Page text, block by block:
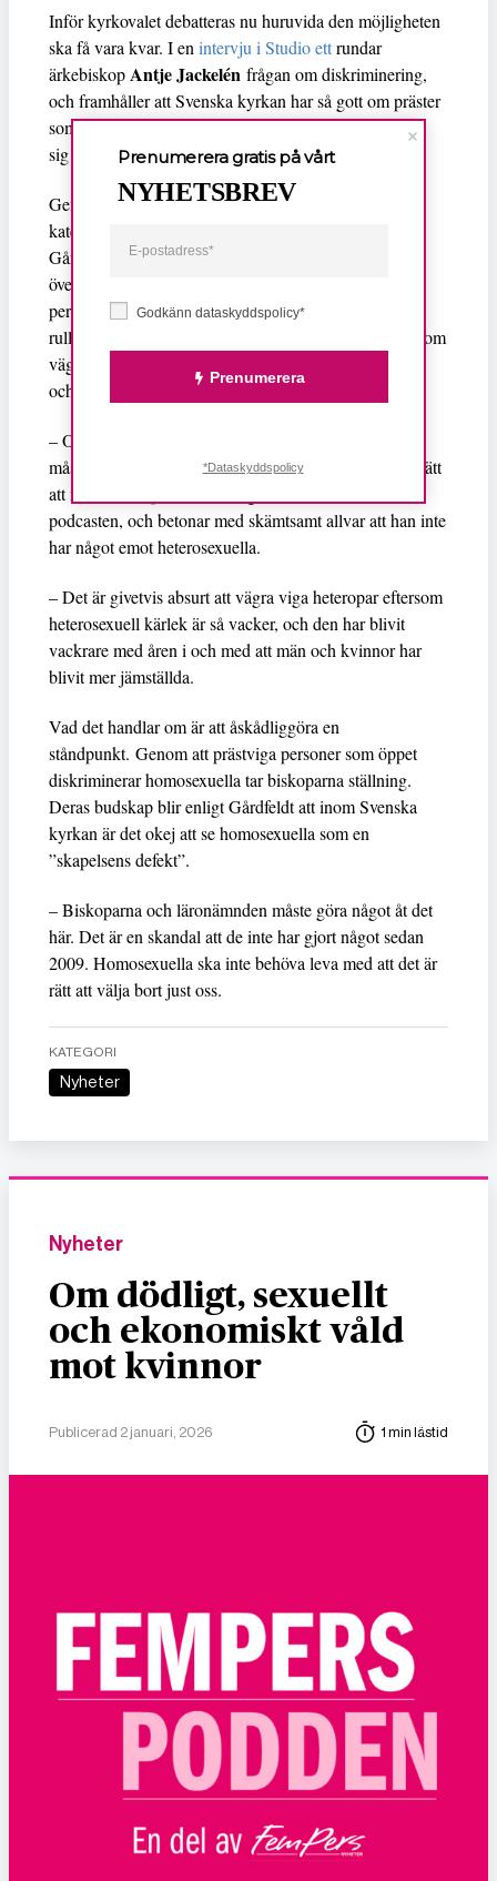
Inför kyrkovalet debatteras nu huruvida den möjligheten
ska få vara kvar. I en intervju i Studio ettrundar
ärkebiskop Antje Jackelén frågan om diskriminering,
och framhåller att Svenska kyrkan har så gott om präster
som viger samkönade par att inga som har rätt att gifta
sig blir nekade.
Genom denna retorik osynliggör Jackelén att en hel
kategori av människor väljs bort, konstaterar Lars
Gårdfeldt i podcasten Ingen hinner fram
övertygad om att biskoparna inte skulle prästviga en
person som vägrar viga par där den ena är rom, sitter i
rullstol eller där en är svart och en vit. Men personer som
vägrar viga samkönade par kan fortfarande bli präster,
och biskoparna verkar alltså vilja fortsätta ha det så.
– Om biskoparna verkligen menar allvar med detta, så
måste det innebära att jag som homosexuell präst har rätt
att neka heteropar rakt av, säger Lars Gårdfeldt i
podcasten, och betonar med skämtsamt allvar att han inte
har något emot heterosexuella.
– Det är givetvis absurt att vägra viga heteropar eftersom
heterosexuell kärlek är så vacker, och den har blivit
vackrare med åren i och med att män och kvinnor har
blivit mer jämställda.
Vad det handlar om är att åskådliggöra en
ståndpunkt. Genom att prästviga personer som öppet
diskriminerar homosexuella tar biskoparna ställning.
Deras budskap blir enligt Gårdfeldt att inom Svenska
kyrkan är det okej att se homosexuella som en
”skapelsens defekt”.
– Biskoparna och läronämnden måste göra något åt det
här. Det är en skandal att de inte har gjort något sedan
2009. Homosexuella ska inte behöva leva med att det är
rätt att välja bort just oss.
KATEGORI
Nyheter
Nyheter
Om dödligt, sexuellt
och ekonomiskt våld
mot kvinnor
Publicerad 2 januari, 2026 1 min lästid
Godkänn dataskyddspolicy*
Prenumerera
Prenumerera gratis på vårt
NYHETSBREV
*Dataskyddspolicy